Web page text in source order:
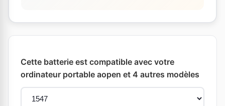
Cette batterie est compatible avec votre
ordinateur portable aopen et 4 autres modèles